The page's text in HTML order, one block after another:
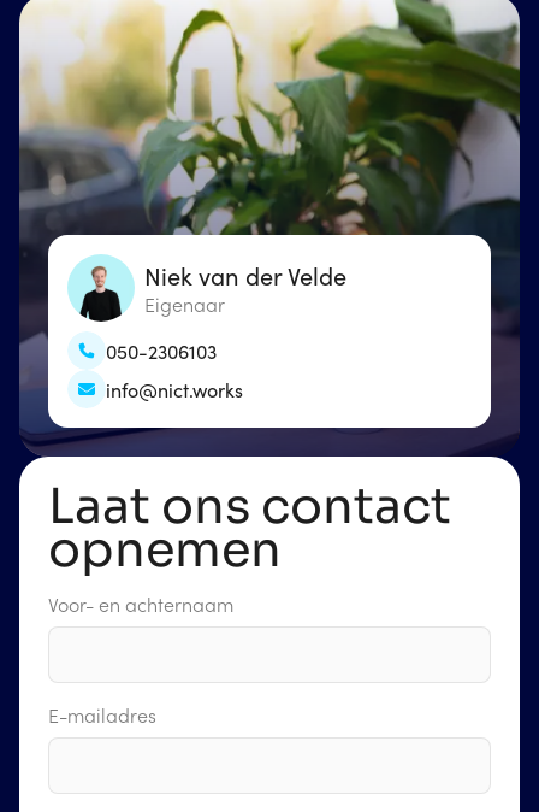
Niek van der Velde
Eigenaar
050-2306103
info@nict.works
Laat ons contact
opnemen
Voor- en achternaam
E-mailadres